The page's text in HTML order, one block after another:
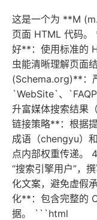
这是一个为 **M
页面 HTML 代码
好**：使用标准的
虫能清晰理解页面
(Schema.org)**：
`WebSite`、
升富媒体搜索结果
链接策略**：根据
成语（chengyu）
点内部权重传递。
“搜索引擎用户”，
化文案，避免虚假
化**：包含完整的
据。 ```html